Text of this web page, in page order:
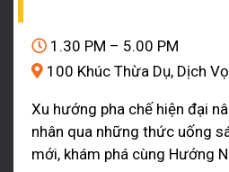
1.30 PM – 5.00 PM
100 Khúc Thừa Dụ, Dịch
Xu hướng pha chế hiện đại
nhân qua những thức uống
mới, khám phá cùng Hướng